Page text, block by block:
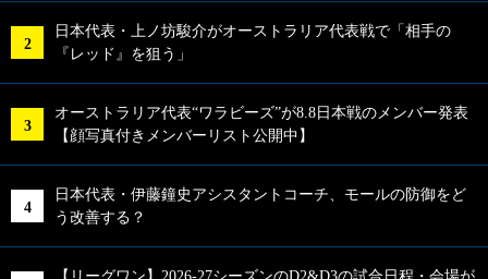
日本代表・上ノ坊駿介がオーストラリア代表戦で「相手の
『レッド』を狙う」
オーストラリア代表“ワラビーズ”が8.8日本戦のメンバー発表
【顔写真付きメンバーリスト公開中】
日本代表・伊藤鐘史アシスタントコーチ、モールの防御をど
う改善する？